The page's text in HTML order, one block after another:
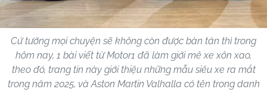
Cứ tưởng mọi chuyện sẽ không còn được bàn tán thì trong
hôm nay, 1 bài viết từ Motor1 đã làm giới mê xe xôn xao,
theo đó, trang tin này giới thiệu những mẫu siêu xe ra mắt
trong năm 2025, và Aston Martin Valhalla có tên trong danh